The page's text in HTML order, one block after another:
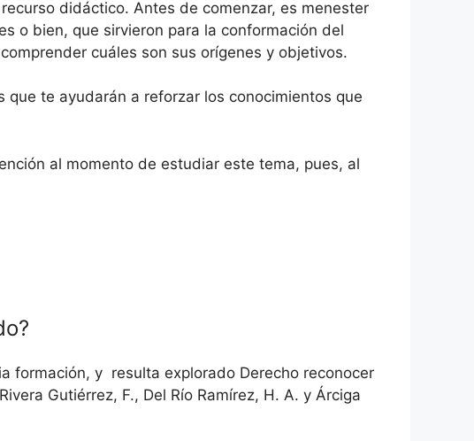
didáctico. Antes de comenzar, es menester
o bien, que sirvieron para la conformación del
cuáles son sus orígenes y objetivos.
te ayudarán a reforzar los conocimientos que
al momento de estudiar este tema, pues, al
formación, y resulta explorado Derecho reconocer
Gutiérrez, F., Del Río Ramírez, H. A. y Árciga